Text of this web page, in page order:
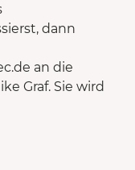
dann
an die
Graf. Sie wird